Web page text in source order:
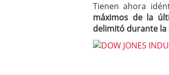
Tienen ahora
máximos de la
delimitó durante la